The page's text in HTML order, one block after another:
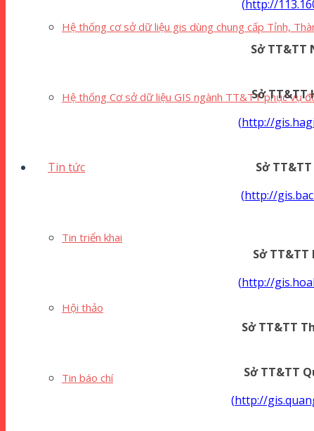
Hệ thống cơ sở dữ liệu gis dùng chung cấp Tỉnh,
Hệ thống Cơ sở dữ liệu GIS ngành TT&TT phục vụ
Tin tức
Tin triển khai
Hội thảo
Tin báo chí
(http://
Sở TT&TT
Sở TT&TT
(http://
Sở TT&TT
(http://
Sở TT&TT
(http://
Sở TT&TT
Sở TT&TT
(http://